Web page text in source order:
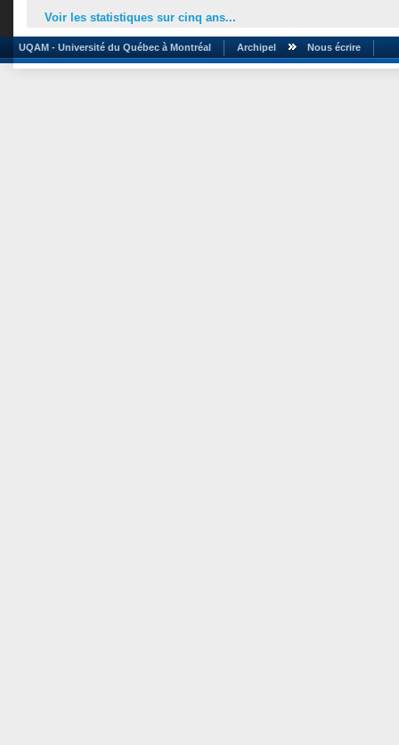
Voir les statistiques sur cinq ans...
UQAM - Université du Québec à Montréal Archipel Nous écrire